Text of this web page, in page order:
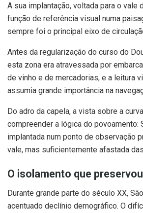
A sua implantação, voltada para o vale
função de referência visual numa
sempre foi o principal eixo de
Antes da regularização do curso do
esta zona era atravessada por
de vinho e de mercadorias, e a leitura
assumia grande importância na
Do adro da capela, a vista sobre a
compreender a lógica do povoamento:
implantada num ponto de observação
vale, mas suficientemente afastada
O isolamento que
Durante grande parte do século XX,
acentuado declínio demográfico. O